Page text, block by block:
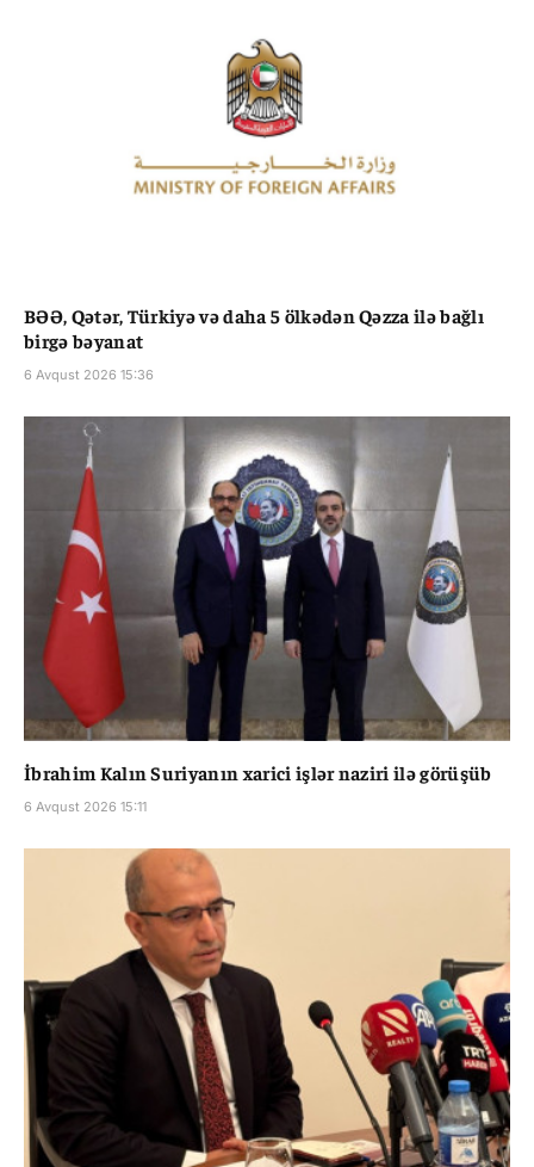
BƏƏ, Qətər, Türkiyə və daha 5 ölkədən Qəzza ilə bağlı
birgə bəyanat
6 Avqust 2026 15:36
İbrahim Kalın Suriyanın xarici işlər naziri ilə görüşüb
6 Avqust 2026 15:11